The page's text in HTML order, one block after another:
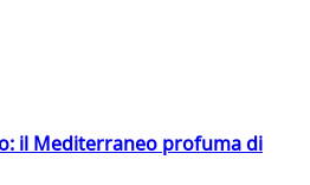
il Mediterraneo profuma di